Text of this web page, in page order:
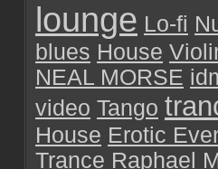
lounge Lo-fi
blues House
NEAL MORSE
video Tango
House Erotic
Trance Raphael